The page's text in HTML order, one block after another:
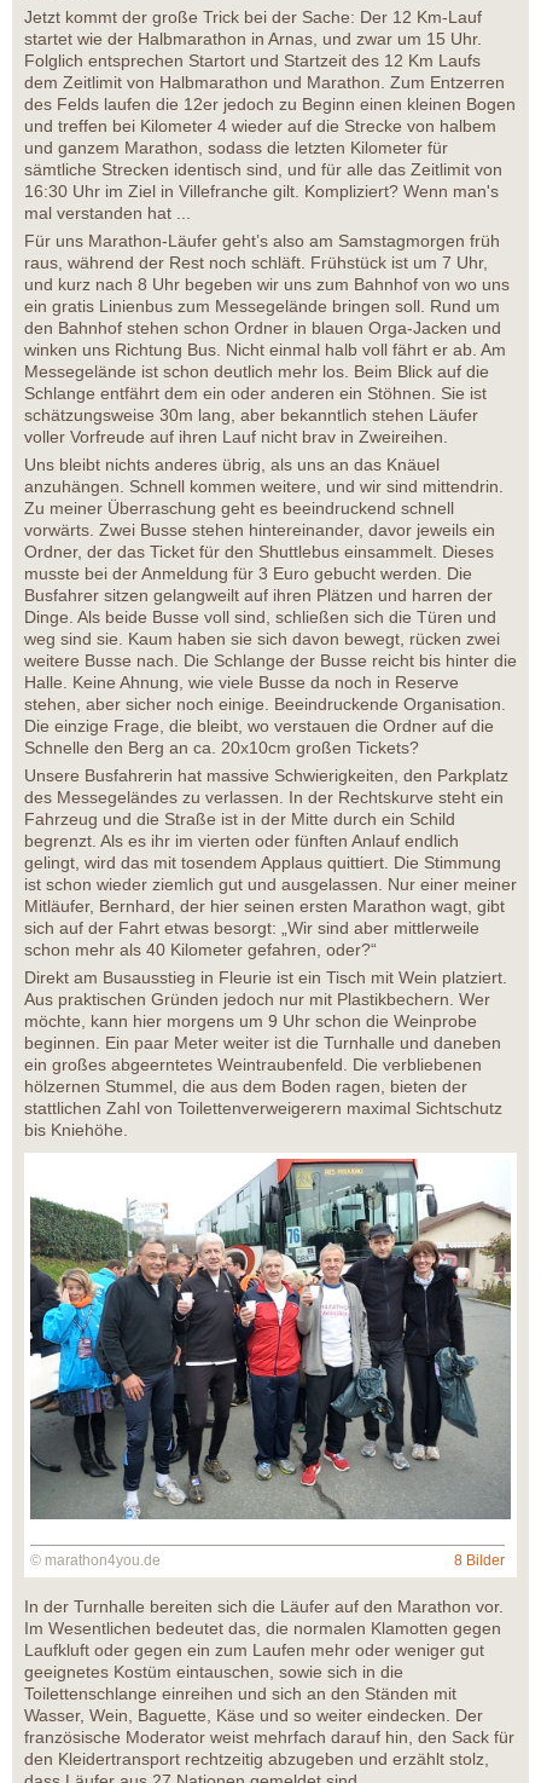
Jetzt kommt der große Trick bei der Sache: Der 12 Km-Lauf
startet wie der Halbmarathon in Arnas, und zwar um 15 Uhr.
Folglich entsprechen Startort und Startzeit des 12 Km Laufs
dem Zeitlimit von Halbmarathon und Marathon. Zum Entzerren
des Felds laufen die 12er jedoch zu Beginn einen kleinen Bogen
und treffen bei Kilometer 4 wieder auf die Strecke von halbem
und ganzem Marathon, sodass die letzten Kilometer für
sämtliche Strecken identisch sind, und für alle das Zeitlimit von
16:30 Uhr im Ziel in Villefranche gilt. Kompliziert? Wenn man's
mal verstanden hat ...
Für uns Marathon-Läufer geht’s also am Samstagmorgen früh
raus, während der Rest noch schläft. Frühstück ist um 7 Uhr,
und kurz nach 8 Uhr begeben wir uns zum Bahnhof von wo uns
ein gratis Linienbus zum Messegelände bringen soll. Rund um
den Bahnhof stehen schon Ordner in blauen Orga-Jacken und
winken uns Richtung Bus. Nicht einmal halb voll fährt er ab. Am
Messegelände ist schon deutlich mehr los. Beim Blick auf die
Schlange entfährt dem ein oder anderen ein Stöhnen. Sie ist
schätzungsweise 30m lang, aber bekanntlich stehen Läufer
voller Vorfreude auf ihren Lauf nicht brav in Zweireihen.
Uns bleibt nichts anderes übrig, als uns an das Knäuel
anzuhängen. Schnell kommen weitere, und wir sind mittendrin.
Zu meiner Überraschung geht es beeindruckend schnell
vorwärts. Zwei Busse stehen hintereinander, davor jeweils ein
Ordner, der das Ticket für den Shuttlebus einsammelt. Dieses
musste bei der Anmeldung für 3 Euro gebucht werden. Die
Busfahrer sitzen gelangweilt auf ihren Plätzen und harren der
Dinge. Als beide Busse voll sind, schließen sich die Türen und
weg sind sie. Kaum haben sie sich davon bewegt, rücken zwei
weitere Busse nach. Die Schlange der Busse reicht bis hinter die
Halle. Keine Ahnung, wie viele Busse da noch in Reserve
stehen, aber sicher noch einige. Beeindruckende Organisation.
Die einzige Frage, die bleibt, wo verstauen die Ordner auf die
Schnelle den Berg an ca. 20x10cm großen Tickets?
Unsere Busfahrerin hat massive Schwierigkeiten, den Parkplatz
des Messegeländes zu verlassen. In der Rechtskurve steht ein
Fahrzeug und die Straße ist in der Mitte durch ein Schild
begrenzt. Als es ihr im vierten oder fünften Anlauf endlich
gelingt, wird das mit tosendem Applaus quittiert. Die Stimmung
ist schon wieder ziemlich gut und ausgelassen. Nur einer meiner
Mitläufer, Bernhard, der hier seinen ersten Marathon wagt, gibt
sich auf der Fahrt etwas besorgt: „Wir sind aber mittlerweile
schon mehr als 40 Kilometer gefahren, oder?“
Direkt am Busausstieg in Fleurie ist ein Tisch mit Wein platziert.
Aus praktischen Gründen jedoch nur mit Plastikbechern. Wer
möchte, kann hier morgens um 9 Uhr schon die Weinprobe
beginnen. Ein paar Meter weiter ist die Turnhalle und daneben
ein großes abgeerntetes Weintraubenfeld. Die verbliebenen
hölzernen Stummel, die aus dem Boden ragen, bieten der
stattlichen Zahl von Toilettenverweigerern maximal Sichtschutz
bis Kniehöhe.
© marathon4you.de 8 Bilder
In der Turnhalle bereiten sich die Läufer auf den Marathon vor.
Im Wesentlichen bedeutet das, die normalen Klamotten gegen
Laufkluft oder gegen ein zum Laufen mehr oder weniger gut
geeignetes Kostüm eintauschen, sowie sich in die
Toilettenschlange einreihen und sich an den Ständen mit
Wasser, Wein, Baguette, Käse und so weiter eindecken. Der
französische Moderator weist mehrfach darauf hin, den Sack für
den Kleidertransport rechtzeitig abzugeben und erzählt stolz,